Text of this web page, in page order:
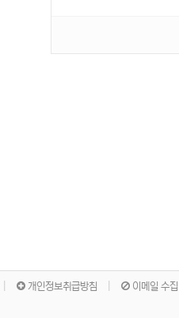
개인정보취급방침 이메일 수